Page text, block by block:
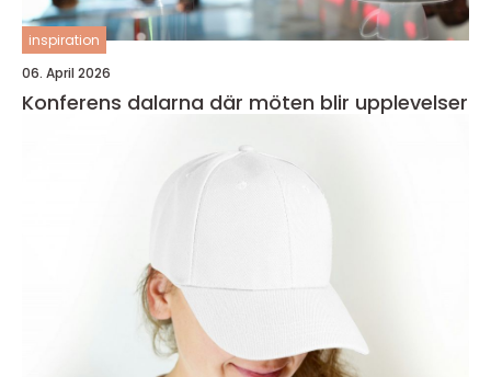
inspiration
06. April 2026
Konferens dalarna där möten blir upplevelser